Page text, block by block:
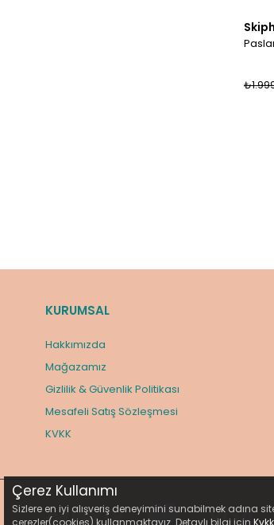
KURUMSAL
Hakkımızda
Mağazamız
Gizlilik & Güvenlik Politikası
Mesafeli Satış Sözleşmesi
KVKK
Çerez Kullanımı
Sizlere en iyi alışveriş deneyimini sunabilmek adına
çerezler(cookies) kullanmaktayız. Detaylı bilgi için Kvkk